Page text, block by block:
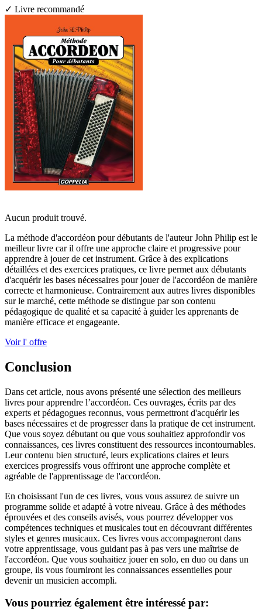
✓ Livre recommandé
Aucun produit trouvé.
La méthode d'accordéon pour débutants de l'auteur John Philip est le
meilleur livre car il offre une approche claire et progressive pour
apprendre à jouer de cet instrument. Grâce à des explications
détaillées et des exercices pratiques, ce livre permet aux débutants
d'acquérir les bases nécessaires pour jouer de l'accordéon de manière
correcte et harmonieuse. Contrairement aux autres livres disponibles
sur le marché, cette méthode se distingue par son contenu
pédagogique de qualité et sa capacité à guider les apprenants de
manière efficace et engageante.
Voir l' offre
Conclusion
Dans cet article, nous avons présenté une sélection des meilleurs
livres pour apprendre l’accordéon. Ces ouvrages, écrits par des
experts et pédagogues reconnus, vous permettront d'acquérir les
bases nécessaires et de progresser dans la pratique de cet instrument.
Que vous soyez débutant ou que vous souhaitiez approfondir vos
connaissances, ces livres constituent des ressources incontournables.
Leur contenu bien structuré, leurs explications claires et leurs
exercices progressifs vous offriront une approche complète et
agréable de l'apprentissage de l'accordéon.
En choisissant l'un de ces livres, vous vous assurez de suivre un
programme solide et adapté à votre niveau. Grâce à des méthodes
éprouvées et des conseils avisés, vous pourrez développer vos
compétences techniques et musicales tout en découvrant différentes
styles et genres musicaux. Ces livres vous accompagneront dans
votre apprentissage, vous guidant pas à pas vers une maîtrise de
l'accordéon. Que vous souhaitiez jouer en solo, en duo ou dans un
groupe, ils vous fourniront les connaissances essentielles pour
devenir un musicien accompli.
Vous pourriez également être intéressé par: